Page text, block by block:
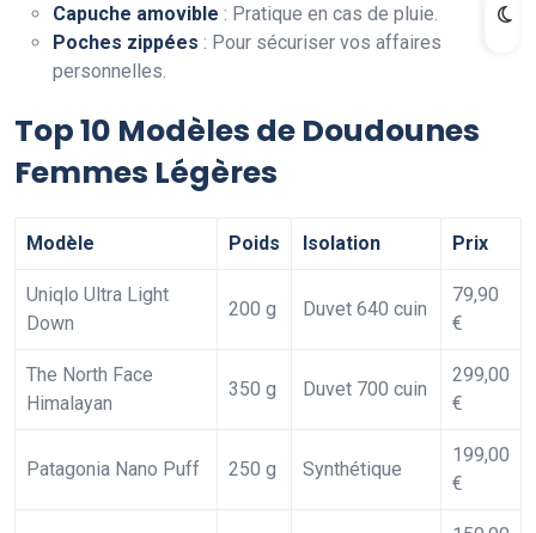
Capuche amovible : Pratique en cas de pluie.
Poches zippées : Pour sécuriser vos affaires
personnelles.
Top 10 Modèles de Doudounes
Femmes Légères
Modèle Poids Isolation Prix
Uniqlo Ultra Light
Down
200 g Duvet 640 cuin
79,90
€
The North Face
Himalayan
350 g Duvet 700 cuin
299,00
€
Patagonia Nano Puff 250 g Synthétique
199,00
€